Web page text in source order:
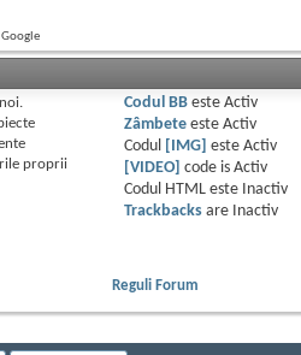
proprii
Codul BBeste Activ
Zâmbeteeste Activ
Codul
[IMG] este Activ
[VIDEO]
code is Activ
Codul HTML este
Inactiv
Trackbacksare
Inactiv
Reguli Forum